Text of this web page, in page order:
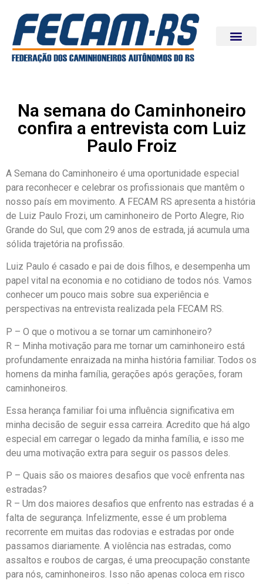
Na semana do Caminhoneiro
confira a entrevista com Luiz
Paulo Froiz
A Semana do Caminhoneiro é uma oportunidade especial
para reconhecer e celebrar os profissionais que mantêm o
nosso país em movimento. A FECAM RS apresenta a história
de Luiz Paulo Frozi, um caminhoneiro de Porto Alegre, Rio
Grande do Sul, que com 29 anos de estrada, já acumula uma
sólida trajetória na profissão.
Luiz Paulo é casado e pai de dois filhos, e desempenha um
papel vital na economia e no cotidiano de todos nós. Vamos
conhecer um pouco mais sobre sua experiência e
perspectivas na entrevista realizada pela FECAM RS.
P – O que o motivou a se tornar um caminhoneiro?
R – Minha motivação para me tornar um caminhoneiro está
profundamente enraizada na minha história familiar. Todos os
homens da minha família, gerações após gerações, foram
caminhoneiros.
Essa herança familiar foi uma influência significativa em
minha decisão de seguir essa carreira. Acredito que há algo
especial em carregar o legado da minha família, e isso me
deu uma motivação extra para seguir os passos deles.
P – Quais são os maiores desafios que você enfrenta nas
estradas?
R – Um dos maiores desafios que enfrento nas estradas é a
falta de segurança. Infelizmente, esse é um problema
recorrente em muitas das rodovias e estradas por onde
passamos diariamente. A violência nas estradas, como
assaltos e roubos de cargas, é uma preocupação constante
para nós, caminhoneiros. Isso não apenas coloca em risco